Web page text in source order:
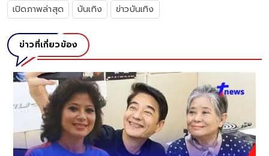
เปิดภาพล่าสุด
บันเทิง ข่าวบันเทิง
ข่าวที่เกี่ยวข้อง